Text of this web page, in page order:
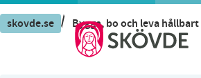
skovde.se / Bygga, bo och leva hållbart